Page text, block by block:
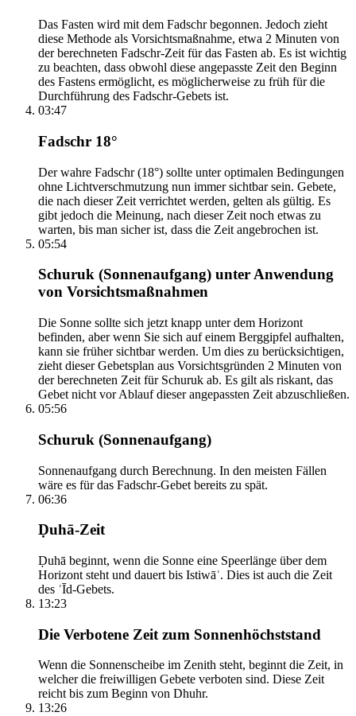
Das Fasten wird mit dem Fadschr begonnen. Jedoch zieht
diese Methode als Vorsichtsmaßnahme, etwa 2 Minuten von
der berechneten Fadschr-Zeit für das Fasten ab. Es ist wichtig
zu beachten, dass obwohl diese angepasste Zeit den Beginn
des Fastens ermöglicht, es möglicherweise zu früh für die
Durchführung des Fadschr-Gebets ist.
03:47
Fadschr 18°
Der wahre Fadschr (18°) sollte unter optimalen Bedingungen
ohne Lichtverschmutzung nun immer sichtbar sein. Gebete,
die nach dieser Zeit verrichtet werden, gelten als gültig. Es
gibt jedoch die Meinung, nach dieser Zeit noch etwas zu
warten, bis man sicher ist, dass die Zeit angebrochen ist.
05:54
Schuruk (Sonnenaufgang) unter Anwendung
von Vorsichtsmaßnahmen
Die Sonne sollte sich jetzt knapp unter dem Horizont
befinden, aber wenn Sie sich auf einem Berggipfel aufhalten,
kann sie früher sichtbar werden. Um dies zu berücksichtigen,
zieht dieser Gebetsplan aus Vorsichtsgründen 2 Minuten von
der berechneten Zeit für Schuruk ab. Es gilt als riskant, das
Gebet nicht vor Ablauf dieser angepassten Zeit abzuschließen.
05:56
Schuruk (Sonnenaufgang)
Sonnenaufgang durch Berechnung. In den meisten Fällen
wäre es für das Fadschr-Gebet bereits zu spät.
06:36
Ḍuhā-Zeit
Ḍuhā beginnt, wenn die Sonne eine Speerlänge über dem
Horizont steht und dauert bis Istiwāʾ. Dies ist auch die Zeit
des ʿĪd-Gebets.
13:23
Die Verbotene Zeit zum Sonnenhöchststand
Wenn die Sonnenscheibe im Zenith steht, beginnt die Zeit, in
welcher die freiwilligen Gebete verboten sind. Diese Zeit
reicht bis zum Beginn von Dhuhr.
13:26